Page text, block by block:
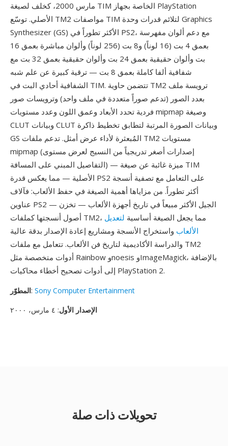
مارس 2000، كخلف لصيغة TIM الخاصة بجهاز PlayStation
الأصلي. توسّع TM2 مواصفات TIM لتلائم قدرات وحدة Graphics
Synthesizer (GS) الأكثر تطوراً في PS2، مع دعم ألوان مفهرسة
بعمق 4 بت (16 لوناً) و8 بت (256 لوناً) وألوان مباشرة بعمق 16
بت وألوان حقيقية بعمق 24 بت وألوان حقيقية بعمق 32 بت مع
شفافية ألفا كاملة بعمق 8 بت — ترقية كبيرة عن علم شبه
الشفافية أحادي البت في TIM. تتضمن حاوية TM2 ترويسة ملف
بعدد الصور (تدعم صوراً متعددة في ملف واحد) وترويسات صور
فردية تحدد الأبعاد وعمق اللون وعدد مستويات mipmap وصيغة
CLUT وبيانات CLUT وبيانات الصورة المرتبة لتطابق تخطيط ذاكرة
GS المُبعثرة لأداء عرض أمثل. تدعم ملفات TM2 مستويات
mipmap (إصدارات أصغر تدريجياً من النسيج لعرض مستوى
التفاصيل المبني على المسافة) — ميزة غائبة عن صيغة TIM
الأصلية — مما يعكس قدرة PS2 على التعامل مع تصفية أنسجة
أكثر تطوراً. من مزاياها أهمية الصيغة في حفظ الألعاب: فآلاف
عناوين PS2 — الجيل الأكثر مبيعاً في تاريخ أجهزة الألعاب — تخزن
أصول أنسجتها كملفات TM2، مما يجعل الصيغة أساسية لتعديل
الألعاب واستخراج الأنسجة ومشاريع إعادة الإصدار بدقة عالية
والدراسة الأكاديمية لتاريخ فن الألعاب. تتعامل مع ملفات TM2
أدوات متخصصة مثل Rainbow وnoesis وImageMagick، بالإضافة
إلى أدوات تصحيح أخطاء محاكيات PlayStation 2.
المطوّر: Sony Computer Entertainment
الإصدار الأول: ٤ مارس، ٢٠٠٠
تحويلات ذات صلة